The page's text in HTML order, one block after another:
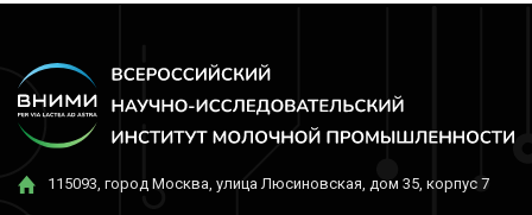
115093, город Москва, улица Люсиновская, дом 35, корпус 7